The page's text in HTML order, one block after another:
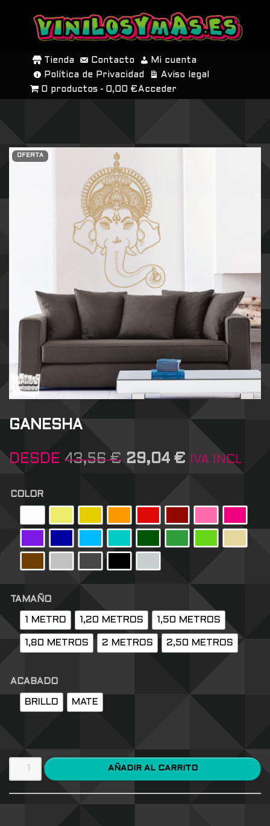
SALTAR
CONTENIDO
Tienda Contacto
Mi cuenta
Política de Privacidad
Aviso legal
0 productos
0,00 € Acceder
OFERTA
GANESHA
DESDE 43,56€ 29,04 € IVA INCL
COLOR
TAMAÑO
1 METRO 1,20 METROS 1,50 METROS
1,80 METROS 2 METROS 2,50 METROS
ACABADO
BRILLO MATE
AÑADIR AL CARRITO